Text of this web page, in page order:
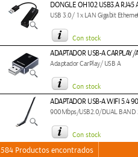
DONGLE OH102 USB3.A RJ45
USB 3.0/ 1 x LAN Gigabit
Con stock
ADAPTADOR USB-A
Adaptador CarPlay/ USB A
Con stock
ADAPTADOR USB-A WIFI 5.4
900Mbps/USB2.0/DUAL BAND
Con stock
584 Productos encontrados